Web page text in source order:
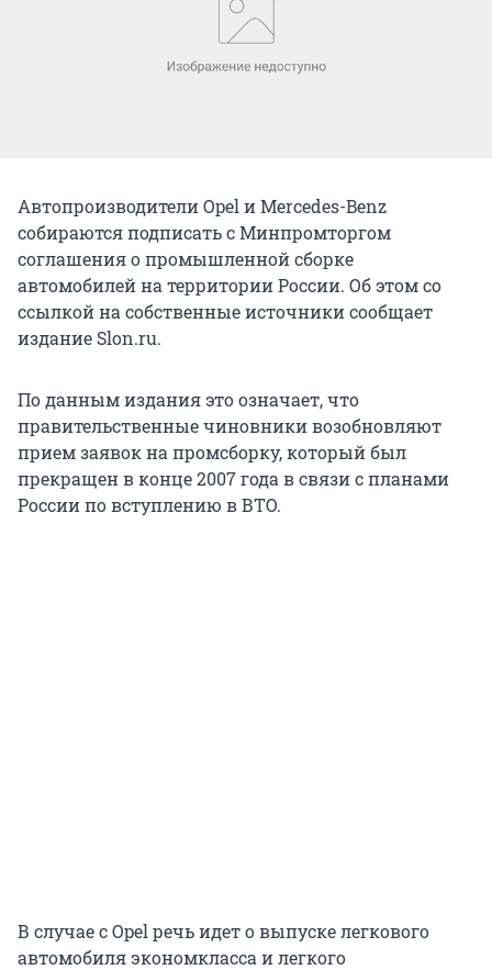
Автопроизводители Opel и Mercedes-Benz
собираются подписать с Минпромторгом
соглашения о промышленной сборке
автомобилей на территории России. Об этом со
ссылкой на собственные источники сообщает
издание Slon.ru.
По данным издания это означает, что
правительственные чиновники возобновляют
прием заявок на промсборку, который был
прекращен в конце 2007 года в связи с планами
России по вступлению в ВТО.
В случае с Opel речь идет о выпуске легкового
автомобиля экономкласса и легкого